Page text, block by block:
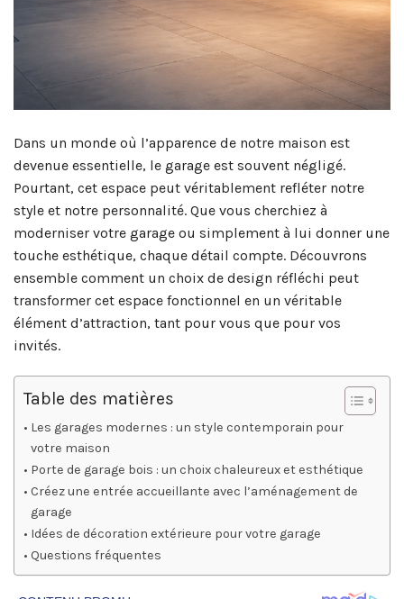
Dans un monde où l’apparence de notre maison est
devenue essentielle, le garage est souvent négligé.
Pourtant, cet espace peut véritablement refléter notre
style et notre personnalité. Que vous cherchiez à
moderniser votre garage ou simplement à lui donner une
touche esthétique, chaque détail compte. Découvrons
ensemble comment un choix de design réfléchi peut
transformer cet espace fonctionnel en un véritable
élément d’attraction, tant pour vous que pour vos
invités.
Table des matières
Les garages modernes : un style contemporain pour
votre maison
Porte de garage bois : un choix chaleureux et esthétique
Créez une entrée accueillante avec l’aménagement de
garage
Idées de décoration extérieure pour votre garage
Questions fréquentes